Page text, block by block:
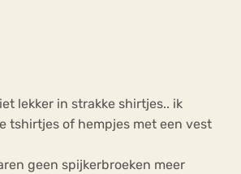
lekker in strakke shirtjes.. ik
tshirtjes of hempjes met een vest
geen spijkerbroeken meer